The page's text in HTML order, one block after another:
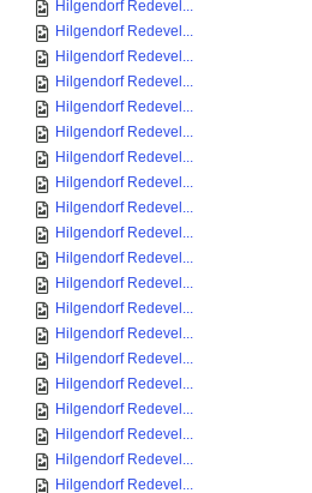
Hilgendorf Redevel...
Hilgendorf Redevel...
Hilgendorf Redevel...
Hilgendorf Redevel...
Hilgendorf Redevel...
Hilgendorf Redevel...
Hilgendorf Redevel...
Hilgendorf Redevel...
Hilgendorf Redevel...
Hilgendorf Redevel...
Hilgendorf Redevel...
Hilgendorf Redevel...
Hilgendorf Redevel...
Hilgendorf Redevel...
Hilgendorf Redevel...
Hilgendorf Redevel...
Hilgendorf Redevel...
Hilgendorf Redevel...
Hilgendorf Redevel...
Hilgendorf Redevel...